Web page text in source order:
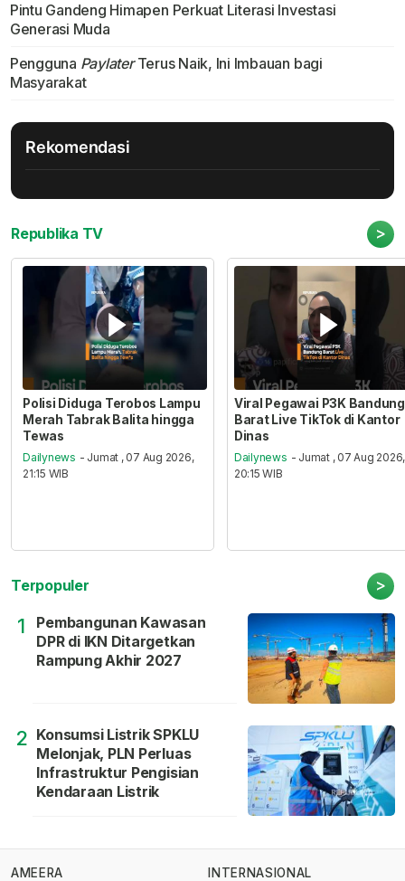
Pintu Gandeng Himapen Perkuat Literasi Investasi
Generasi Muda
Pengguna PaylaterTerus Naik, Ini Imbauan bagi
Masyarakat
Rekomendasi
Republika TV >
Polisi Diduga Terobos Lampu
Merah Tabrak Balita hingga
Tewas
Dailynews - Jumat , 07 Aug 2026,
21:15 WIB
Viral Pegawai P3K Bandung
Barat Live TikTok di Kantor
Dinas
Dailynews - Jumat , 07 Aug 2026,
20:15 WIB
Terpopuler >
1
Pembangunan Kawasan
DPR di IKN Ditargetkan
Rampung Akhir 2027
2 Konsumsi Listrik SPKLU
Melonjak, PLN Perluas
Infrastruktur Pengisian
Kendaraan Listrik
AMEERA INTERNASIONAL